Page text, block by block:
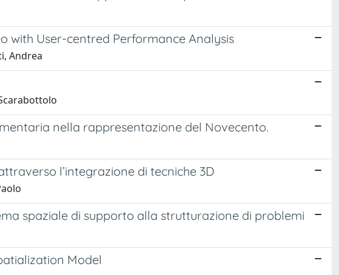
with User-centred Performance Analysis
Andrea
nella rappresentazione del Novecento.
l’integrazione di tecniche 3D
spaziale di supporto alla strutturazione di problemi
Model